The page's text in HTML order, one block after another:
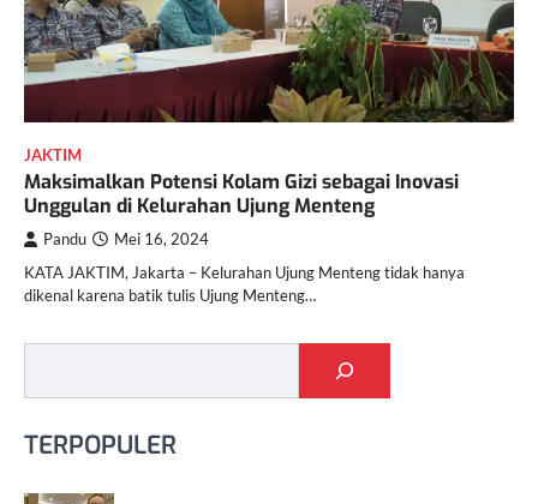
JAKTIM
Maksimalkan Potensi Kolam Gizi sebagai Inovasi
Unggulan di Kelurahan Ujung Menteng
Pandu Mei 16, 2024
KATA JAKTIM, Jakarta – Kelurahan Ujung Menteng tidak hanya
dikenal karena batik tulis Ujung Menteng…
TERPOPULER